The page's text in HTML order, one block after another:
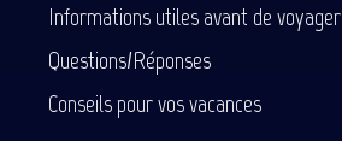
Informations utiles avant de voyager
Questions/Réponses
Conseils pour vos vacances